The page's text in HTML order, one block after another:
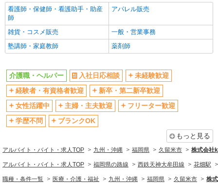
看護師・保健師・看護助手・助産
師
アパレル販売
雑貨・コスメ販売
一般・営業事務
塾講師・家庭教師
薬剤師
介護職・ヘルパー 入社日応相談
未経験歓迎
経験者・有資格者歓迎
新卒・第二新卒歓迎
女性活躍中
主婦・主夫歓迎
フリーター歓迎
学歴不問
ブランクOK
もっと見る
アルバイト・バイト・求人TOP 九州・沖縄 福岡県 久留米市 株式会社
アルバイト・バイト・求人TOP 福岡県の路線 西鉄天神大牟田線 花畑駅
職種・条件一覧 医療・介護・福祉 九州・沖縄 福岡県 久留米市 株